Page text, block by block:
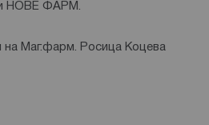
НОВЕ ФАРМ.
на Маг.фарм. Росица Коцева